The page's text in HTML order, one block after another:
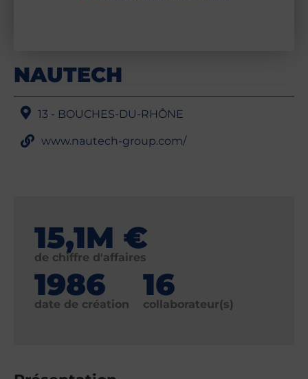
NAUTECH
13 - BOUCHES-DU-RHÔNE
www.nautech-group.com/
15,1M €
de chiffre d'affaires
1986
date de création
16
collaborateur(s)